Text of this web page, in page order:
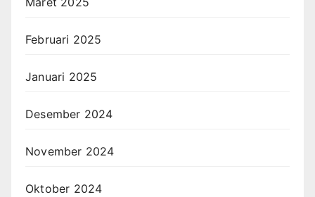
Februari 2025
Januari 2025
Desember 2024
November 2024
Oktober 2024